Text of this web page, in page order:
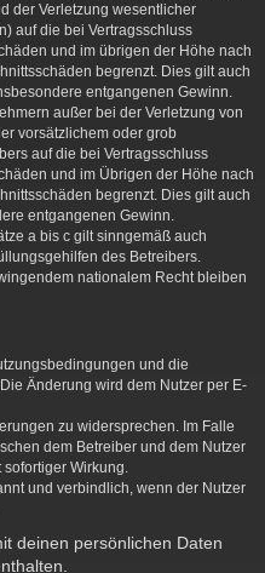
der Verletzung wesentlicher
auf die bei Vertragsschluss
und im übrigen der Höhe nach
begrenzt. Dies gilt auch
entgangenen Gewinn.
außer bei der Verletzung von
vorsätzlichem oder grob
auf die bei Vertragsschluss
und im Übrigen der Höhe nach
begrenzt. Dies gilt auch
entgangenen Gewinn.
a bis c gilt sinngemäß auch
des Betreibers.
nationalem Recht bleiben
und die
Änderung wird dem Nutzer per E-
zu widersprechen. Im Falle
dem Betreiber und dem Nutzer
Wirkung.
und verbindlich, wenn der Nutzer
deinen persönlichen Daten